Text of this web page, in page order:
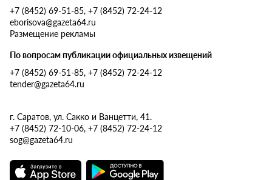
+7 (8452) 69-51-85, +7 (8452) 72-24-12
eborisova@gazeta64.ru
Размещение рекламы
По вопросам публикации официальных извещений
+7 (8452) 69-51-85, +7 (8452) 72-24-12
tender@gazeta64.ru
г. Саратов, ул. Сакко и Ванцетти, 41.
+7 (8452) 72-10-06, +7 (8452) 72-24-12
sog@gazeta64.ru